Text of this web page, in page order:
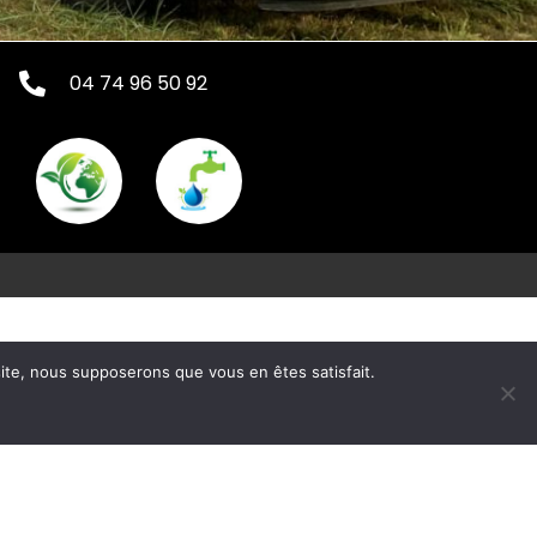
04 74 96 50 92
Apprieu
canalisations St Didier de la Tour
du PinAssainissement Bourgoin-Jallieu 38
nous supposerons que vous en êtes satisfait.